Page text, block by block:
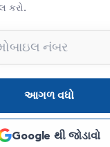
કરો.
આગળ વધો
Google થી જોડાવો